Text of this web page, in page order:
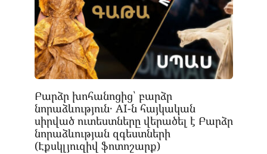
Բարձր խոհանոցից՝ բարձր
նորաձևություն․ AI-ն հայկական
սիրված ուտեստները վերածել է Բարձր
նորաձևության զգեստների
(Էքսկլյուզիվ ֆոտոշարք)